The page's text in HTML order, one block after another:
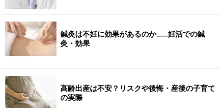
妻だけＥＤ
先日、オールアバウト「結婚生活」ガイドの二松さんと
話している時にも出てきたテーマがこの「妻だけED」と
いう現象です。
鍼灸は不妊に効果があるのか……妊活での鍼
灸・効果
高齢出産は不安？リスクや後悔・産後の子育て
の実際